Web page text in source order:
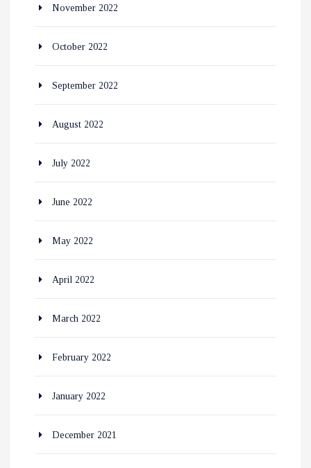
November 2022
October 2022
September 2022
August 2022
July 2022
June 2022
May 2022
April 2022
March 2022
February 2022
January 2022
December 2021